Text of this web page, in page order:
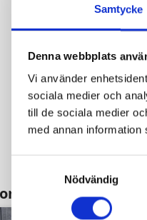
Samtycke
Denna webbplats
Vi använder
sociala medier och
till de sociala medier
med annan
Nödvändig
köpt denna